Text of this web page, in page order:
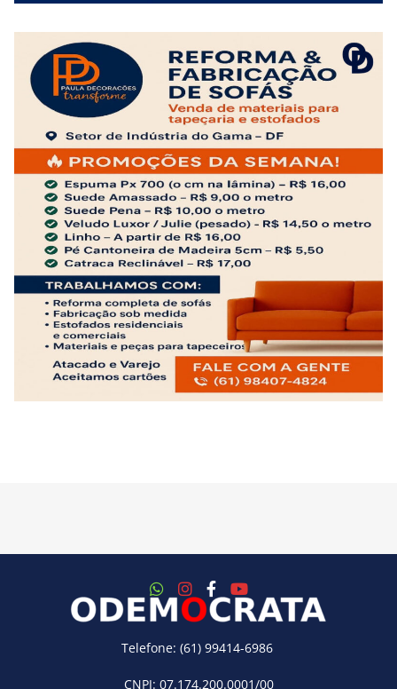
Telefone: (61) 99414-6986
CNPJ: 07.174.200.0001/00